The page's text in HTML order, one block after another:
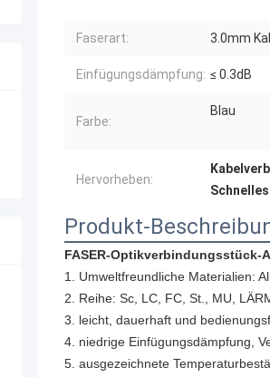
Faserart: 3.0mm
Einfügungsdämpfung: ≤ 0.3dB
Farbe:
Blau
Hervorheben:
Produkt-
FASER-Optikverbindungsstück-
1. Umweltfreundliche Materialien:
2. Reihe: Sc, LC, FC, St., MU,
3. leicht, dauerhaft und
4. niedrige Einfügungsdämpfung,
5. ausgezeichnete